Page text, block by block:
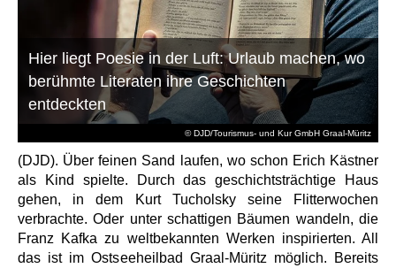
© DJD/Tourismus- und Kur GmbH Graal-Müritz
Hier liegt Poesie in der Luft: Urlaub machen, wo
berühmte Literaten ihre Geschichten
entdeckten
(DJD). Über feinen Sand laufen, wo schon Erich Kästner
als Kind spielte. Durch das geschichtsträchtige Haus
gehen, in dem Kurt Tucholsky seine Flitterwochen
verbrachte. Oder unter schattigen Bäumen wandeln, die
Franz Kafka zu weltbekannten Werken inspirierten. All
das ist im Ostseeheilbad Graal-Müritz möglich. Bereits